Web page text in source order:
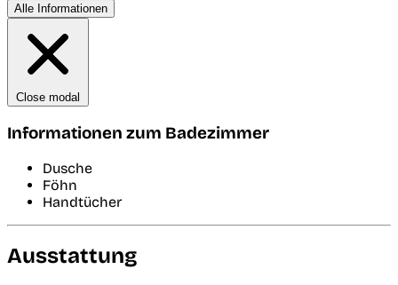
Alle Informationen
Close modal
Informationen zum Badezimmer
Dusche
Föhn
Handtücher
Ausstattung